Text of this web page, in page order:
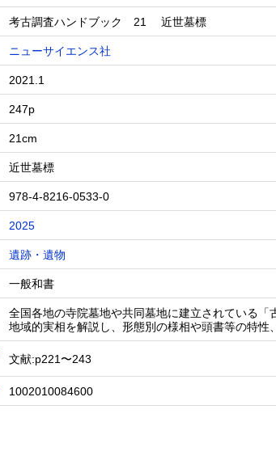
考古調査ハンドブック 21 近世墓標
ニューサイエンス社
2021.1
247p
21cm
近世墓標
978-4-8216-0533-0
2025
遺跡・遺物
一般和書
全国各地の寺院墓地や共同墓地に建立されている
地域的実相を解説し、形態別の様相や頭書等の特性
文献:p221〜243
1002010084600